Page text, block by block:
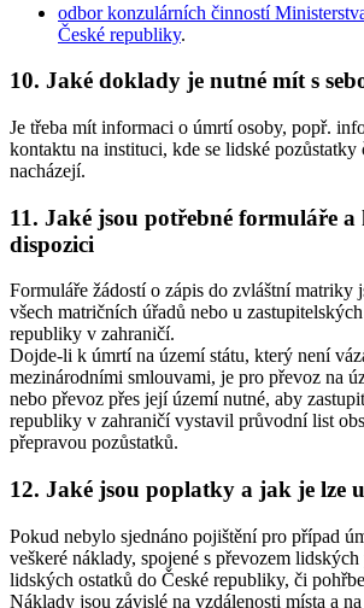
odbor konzulárních činností
České republiky.
10. Jaké doklady je nutné mít s
Je třeba mít informaci o úmrtí osoby, popř.
kontaktu na instituci, kde se lidské pozůstatky
nacházejí.
11. Jaké jsou potřebné formuláře a
dispozici
Formuláře žádostí o zápis do zvláštní matriky
všech matričních úřadů nebo u
republiky v zahraničí.
Dojde-li k úmrtí na území státu, který není
mezinárodními smlouvami, je pro převoz na
nebo převoz přes její území nutné, aby
republiky v zahraničí vystavil průvodní list
přepravou pozůstatků.
12. Jaké jsou poplatky a jak je lze
Pokud nebylo sjednáno pojištění pro případ
veškeré náklady, spojené s převozem
lidských ostatků do České republiky, či
Náklady jsou závislé na vzdálenosti místa a